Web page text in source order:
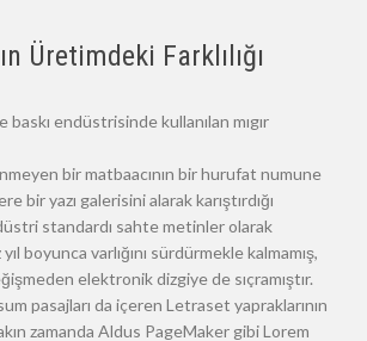
Üretimdeki Farklılığı
endüstrisinde kullanılan mıgır
bir matbaacının bir hurufat numune
bir yazı galerisini alarak karıştırdığı
standardı sahte metinler olarak
boyunca varlığını sürdürmekle kalmamış,
elektronik dizgiye de sıçramıştır.
pasajları da içeren Letraset yapraklarının
zamanda Aldus PageMaker gibi Lorem